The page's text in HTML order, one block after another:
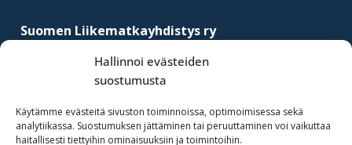
Hallinnoi evästeiden
suostumusta
Käytämme evästeitä sivuston toiminnoissa, optimoimisessa sekä
analytiikassa. Suostumuksen jättäminen tai peruuttaminen voi vaikuttaa
haitallisesti tiettyihin ominaisuuksiin ja toimintoihin.
Suomen Liikematkayhdistys ry
Simonkatu 12 B 30
(09) 441 244